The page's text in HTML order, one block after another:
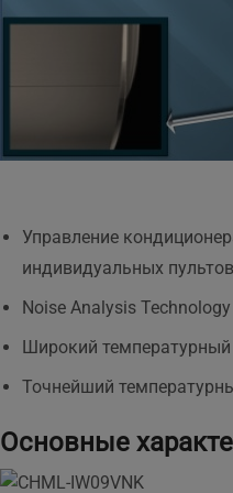
Управление
индивидуальных
Noise Analysis
Широкий
Точнейший
Основные